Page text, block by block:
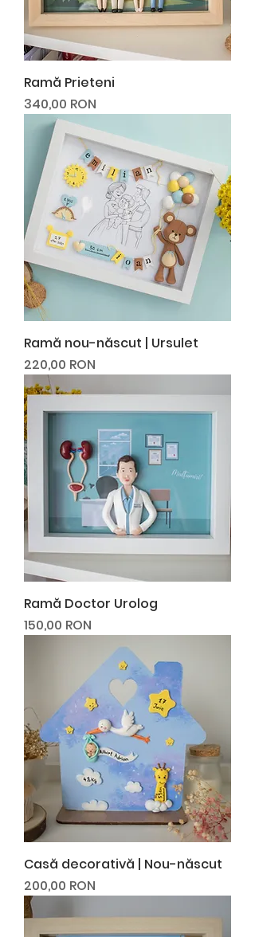
Ramă Prieteni
Preț
340,00 RON
Ramă nou-născut | Ursulet
Preț
220,00 RON
Ramă Doctor Urolog
Preț
150,00 RON
Casă decorativă | Nou-născut
Preț
200,00 RON